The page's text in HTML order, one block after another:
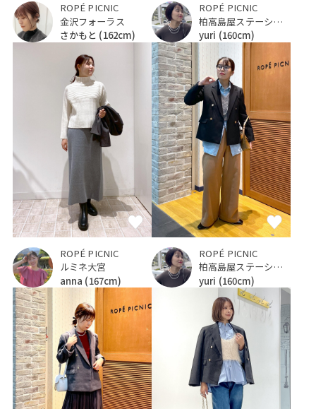
ROPÉ PICNIC
金沢フォーラス
さかもと (162cm)
ROPÉ PICNIC
柏高島屋ステーションモール
yuri (160cm)
ROPÉ PICNIC
ルミネ大宮
anna (167cm)
ROPÉ PICNIC
柏高島屋ステーションモール
yuri (160cm)